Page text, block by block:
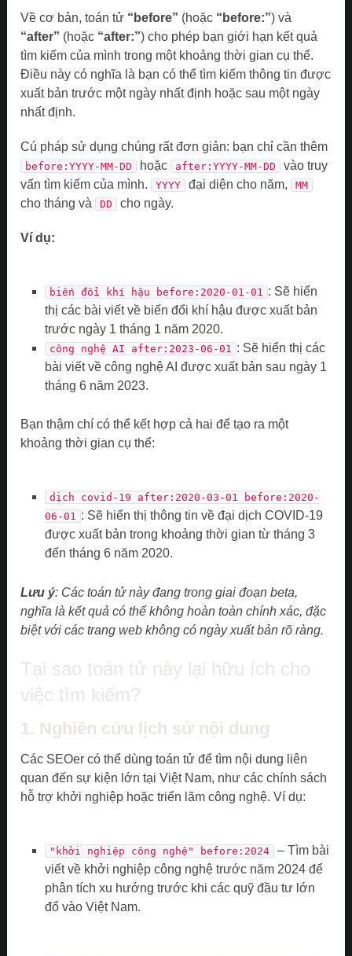
Về cơ bản, toán tử “before” (hoặc “before:”) và
“after” (hoặc “after:”) cho phép bạn giới hạn kết quả
tìm kiếm của mình trong một khoảng thời gian cụ thể.
Điều này có nghĩa là bạn có thể tìm kiếm thông tin được
xuất bản trước một ngày nhất định hoặc sau một ngày
nhất định.
Cú pháp sử dụng chúng rất đơn giản: bạn chỉ cần thêm
before:YYYY-MM-DD hoặc after:YYYY-MM-DD
vào truy
vấn tìm kiếm của mình.
YYYY đại diện cho năm, MM
cho tháng và DD cho ngày.
Ví dụ:
biến đổi khí hậu before:2020-01-01 : Sẽ hiển
thị các bài viết về biến đổi khí hậu được xuất bản
trước ngày 1 tháng 1 năm 2020.
công nghệ AI after:2023-06-01 : Sẽ hiển thị các
bài viết về công nghệ AI được xuất bản sau ngày 1
tháng 6 năm 2023.
Bạn thậm chí có thể kết hợp cả hai để tạo ra một
khoảng thời gian cụ thể:
dịch covid-19 after:2020-03-01 before:2020-
06-01 : Sẽ hiển thị thông tin về đại dịch COVID-19
được xuất bản trong khoảng thời gian từ tháng 3
đến tháng 6 năm 2020.
Lưu ý: Các toán tử này đang trong giai đoạn beta,
nghĩa là kết quả có thể không hoàn toàn chính xác, đặc
biệt với các trang web không có ngày xuất bản rõ ràng.
Tại sao toán tử này lại hữu ích cho
việc tìm kiếm?
1. Nghiên cứu lịch sử nội dung
Các SEOer có thể dùng toán tử để tìm nội dung liên
quan đến sự kiện lớn tại Việt Nam, như các chính sách
hỗ trợ khởi nghiệp hoặc triển lãm công nghệ. Ví dụ:
"khởi nghiệp công nghệ" before:2024
– Tìm bài
viết về khởi nghiệp công nghệ trước năm 2024 để
phân tích xu hướng trước khi các quỹ đầu tư lớn
đổ vào Việt Nam.